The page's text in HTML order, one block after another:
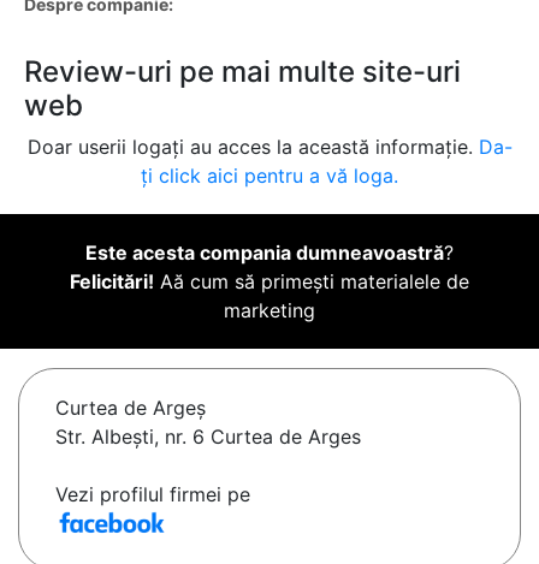
Despre companie:
Review-uri pe mai multe site-uri
web
Doar userii logați au acces la această informație. Da-
ți click aici pentru a vă loga.
Este acesta compania dumneavoastră?
Felicitări! Aă cum să primești materialele de
marketing
Curtea de Argeş
Str. Albești, nr. 6 Curtea de Arges
Vezi profilul firmei pe